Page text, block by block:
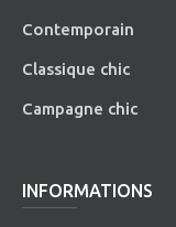
Contemporain
Classique chic
Campagne chic
INFORMATIONS